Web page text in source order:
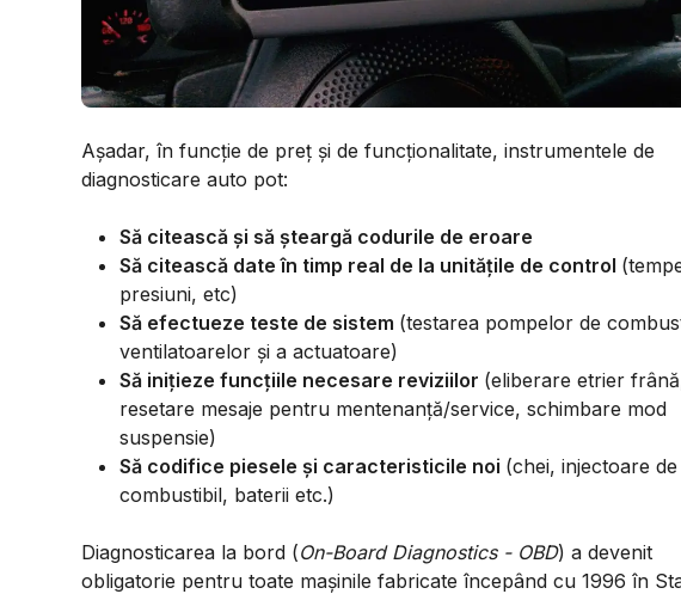
Așadar, în funcție de preț și de funcționalitate, instrumentele de
diagnosticare auto pot:
Să citească și să șteargă codurile de eroare
Să citească date în timp real de la unitățile de control
presiuni, etc)
Să efectueze teste de sistem (testarea pompelor de
ventilatoarelor și a actuatoare)
Să inițieze funcțiile necesare reviziilor (eliberare etrier
resetare mesaje pentru mentenanță/service, schimbare mod
suspensie)
Să codifice piesele și caracteristicile noi (chei, injectoare de
combustibil, baterii etc.)
Diagnosticarea la bord (On-Board Diagnostics - OBD) a devenit
obligatorie pentru toate mașinile fabricate începând cu 1996 în